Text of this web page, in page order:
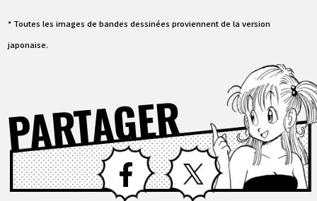
* Toutes les images de bandes dessinées proviennent de la version
japonaise.
PARTAGERFacebook X